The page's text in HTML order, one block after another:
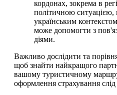
кордонах, зокрема в
політичною ситуацією,
українським
може допомогти з
діями.
Важливо дослідити та
щоб знайти найкращого
вашому туристичному
оформлення страхування